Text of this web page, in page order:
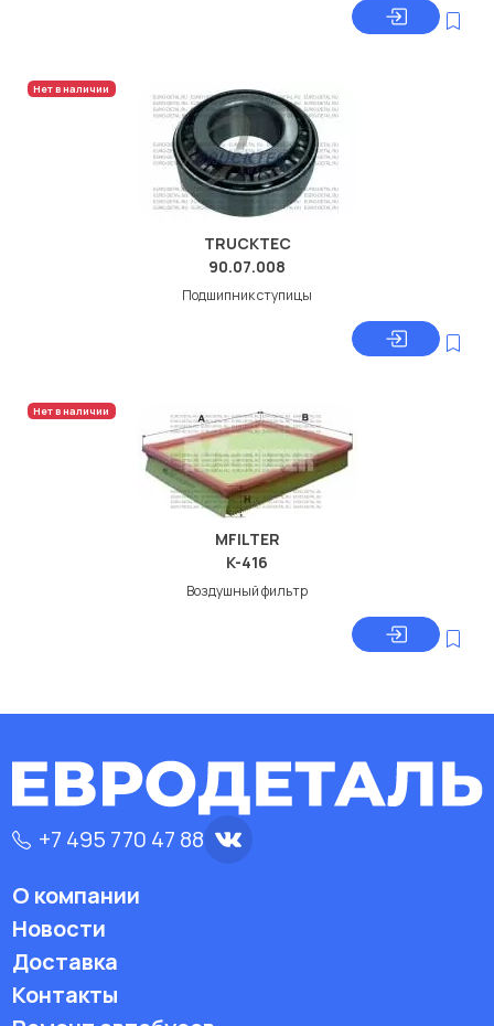
Нет в наличии
TRUCKTEC
90.07.008
Подшипник ступицы
Нет в наличии
MFILTER
K-416
Воздушный фильтр
+7 495 770 47 88
О компании
Новости
Доставка
Контакты